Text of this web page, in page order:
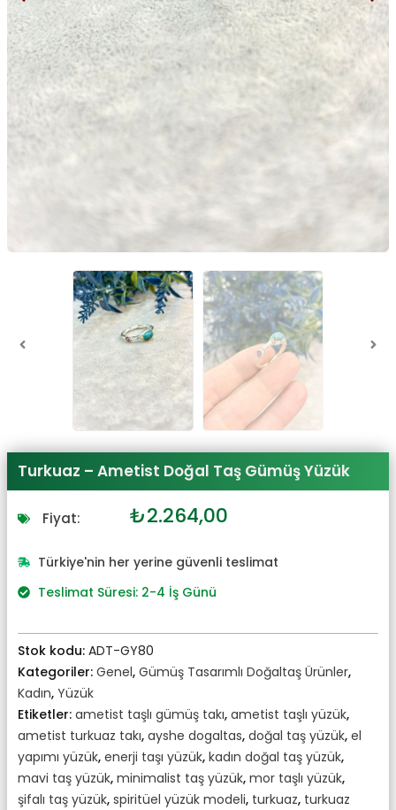
Turkuaz – Ametist Doğal Taş Gümüş Yüzük
Fiyat: Orijinal
₺2.491,00.
₺2.264,00
fiyat:
Türkiye'nin her yerine güvenli teslimat
Teslimat Süresi: 2-4 İş Günü
Stok kodu: ADT-GY80
Kategoriler: Genel, Gümüş Tasarımlı Doğaltaş Ürünler,
Kadın, Yüzük
Etiketler: ametist taşlı gümüş takı, ametist taşlı yüzük,
ametist turkuaz takı, ayshe dogaltas, doğal taş yüzük, el
yapımı yüzük, enerji taşı yüzük, kadın doğal taş yüzük,
mavi taş yüzük, minimalist taş yüzük, mor taşlı yüzük,
şifalı taş yüzük, spiritüel yüzük modeli, turkuaz, turkuaz